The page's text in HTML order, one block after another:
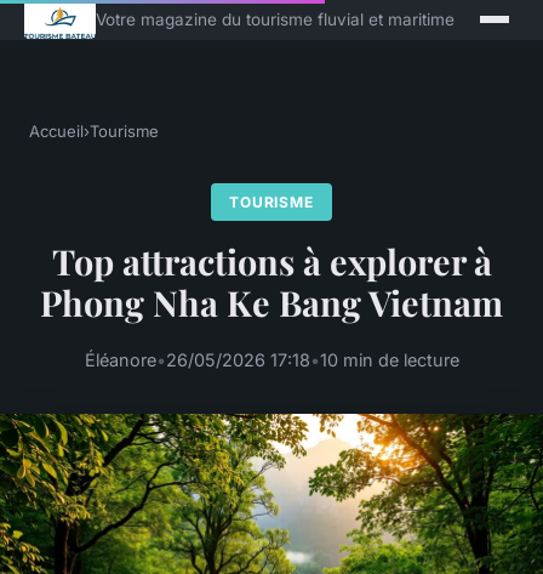
Votre magazine du tourisme fluvial et maritime
Accueil›Tourisme
TOURISME
Top attractions à explorer à
Phong Nha Ke Bang Vietnam
Éléanore•26/05/2026 17:18•10 min de lecture